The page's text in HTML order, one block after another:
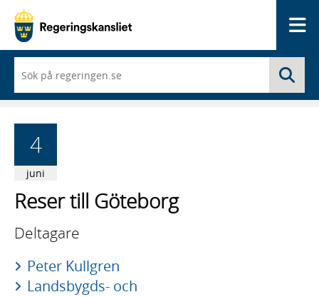
du
börjar
skriva
med
4
juni
Reser till Göteborg
Deltagare
Peter Kullgren
Landsbygds- och